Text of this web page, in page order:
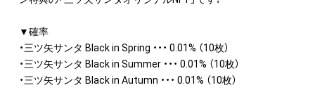
▼確率
・三ツ矢サンタ Black in Spring ・・・ 0.01% （10枚）
・三ツ矢サンタ Black in Summer ・・・ 0.01% （10枚）
・三ツ矢サンタ Black in Autumn ・・・ 0.01% （10枚）